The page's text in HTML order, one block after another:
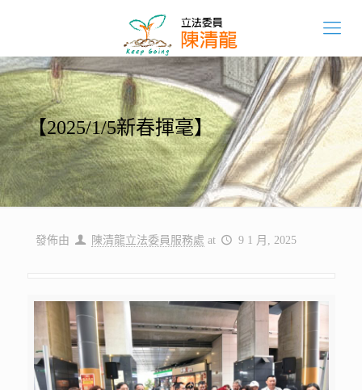
【2025/1/5新春揮毫】
發佈由 陳清龍立法委員服務處 at 9 1 月, 2025